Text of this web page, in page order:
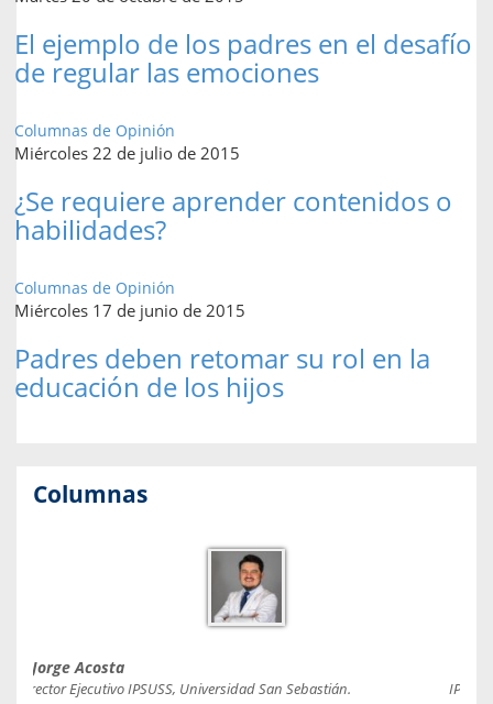
El ejemplo de los padres en el desafío
de regular las emociones
Columnas de Opinión
Miércoles 22 de julio de 2015
¿Se requiere aprender contenidos o
habilidades?
Columnas de Opinión
Miércoles 17 de junio de 2015
Padres deben retomar su rol en la
educación de los hijos
Columnas
Jorge Acosta
Director Ejecutivo IPSUSS, Universidad San Sebastián.